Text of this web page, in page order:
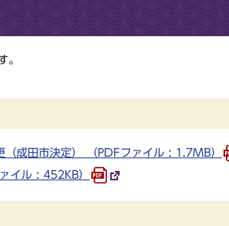
。
成田市決定） （PDFファイル : 1.7MB）
イル : 452KB）